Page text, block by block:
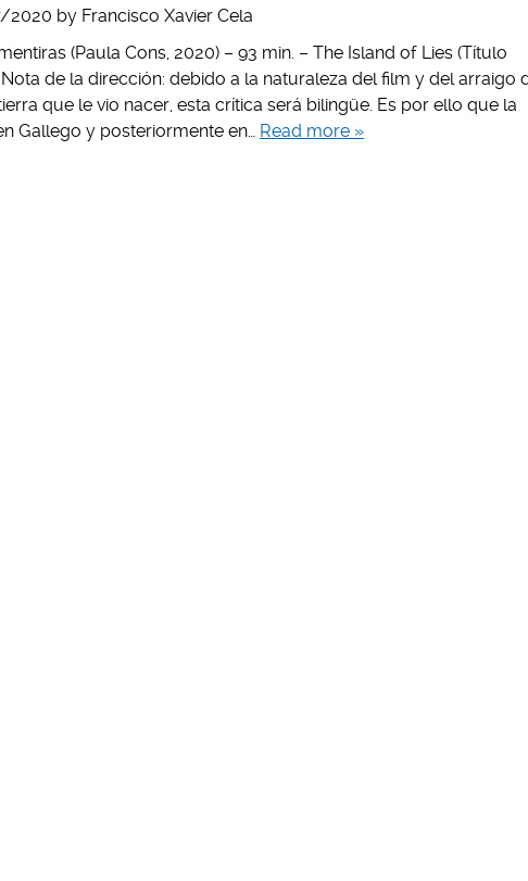
2020 by Francisco Xavier Cela
(Paula Cons, 2020) – 93 min. – The Island of Lies (Título
de la dirección: debido a la naturaleza del film y del arraigo
que le vio nacer, esta crítica será bilingüe. Es por ello que la
Gallego y posteriormente en… Read more »